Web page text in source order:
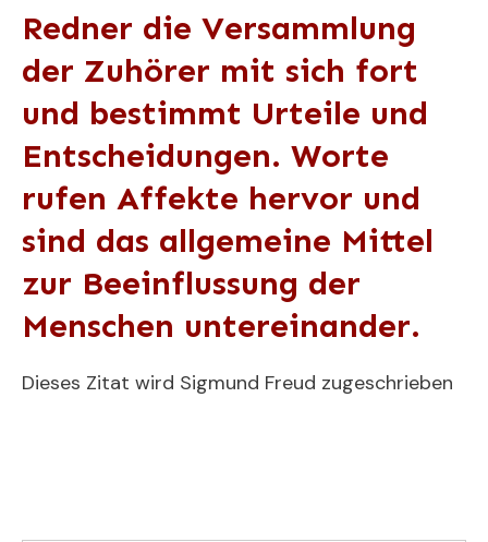
Redner die Versammlung
der Zuhörer mit sich fort
und bestimmt Urteile und
Entscheidungen. Worte
rufen Affekte hervor und
sind das allgemeine Mittel
zur Beeinflussung der
Menschen untereinander.
Dieses Zitat wird Sigmund Freud zugeschrieben